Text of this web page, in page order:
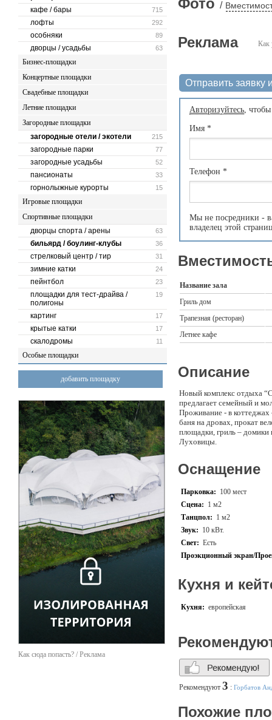
715
кафе / бары
292
лофты
89
особняки
63
дворцы / усадьбы
Бизнес-площадки
Концертные площадки
Свадебные площадки
Летние площадки
Загородные площадки
215
загородные отели / экотели
77
загородные парки
52
загородные усадьбы
33
пансионаты
15
горнолыжные курорты
Игровые площадки
Спортивные площадки
63
дворцы спорта / арены
36
бильярд / боулинг-клубы
31
стрелковый центр / тир
24
зимние катки
23
пейнтбол
19
площадки для тест-драйва /
полигоны
17
картинг
17
крытые катки
11
скалодромы
Особые площадки
добавить площадку
Как сюда попасть? / Реклама
Фото /
Как
Реклама
Отправить заявку
Авторизуйтесь,
Имя *
Телефон *
Мы не посредники -
владелец этой
Название зала
Гриль дом
Трапезная (ресторан)
Летнее кафе
Описание
Новый комплекс отдыха
предлагает семейный и
Проживание - в коттеджах
баня на дровах, прокат
площадки, гриль – домики
Луховицы.
Оснащение
Парковка: 100 мест
Сцена: 1 м2
Танцпол: 1 м2
Звук: 10 кВт.
Свет: Есть
Проэкционный экран/
Кухня и
Кухня: европейская
Рекомендуют 3 : Горбатов
Похожие